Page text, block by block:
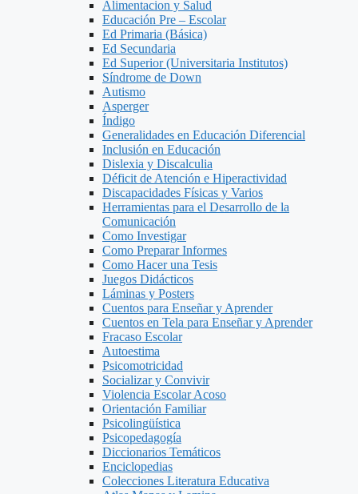
Alimentacion y Salud
Educación Pre – Escolar
Ed Primaria (Básica)
Ed Secundaria
Ed Superior (Universitaria Institutos)
Síndrome de Down
Autismo
Asperger
Índigo
Generalidades en Educación Diferencial
Inclusión en Educación
Dislexia y Discalculia
Déficit de Atención e Hiperactividad
Discapacidades Físicas y Varios
Herramientas para el Desarrollo de la
Comunicación
Como Investigar
Como Preparar Informes
Como Hacer una Tesis
Juegos Didácticos
Láminas y Posters
Cuentos para Enseñar y Aprender
Cuentos en Tela para Enseñar y Aprender
Fracaso Escolar
Autoestima
Psicomotricidad
Socializar y Convivir
Violencia Escolar Acoso
Orientación Familiar
Psicolingüística
Psicopedagogía
Diccionarios Temáticos
Enciclopedias
Colecciones Literatura Educativa